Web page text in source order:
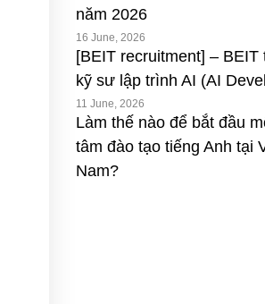
năm 2026
[BEIT recruitment] – BEIT
kỹ sư lập trình AI (AI
16 June, 2026
Làm thế nào để bắt đầu
tâm đào tạo tiếng Anh tại
Nam?
11 June, 2026